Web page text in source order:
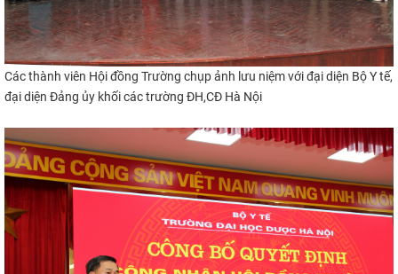
Các thành viên Hội đồng Trường chụp ảnh lưu niệm với đại diện Bộ Y tế,
​đại diện Đảng ủy khối các trường ĐH,CĐ Hà Nội